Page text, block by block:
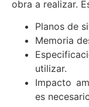
obra a realizar.
Planos de
Memoria
utilizar.
Impacto
es